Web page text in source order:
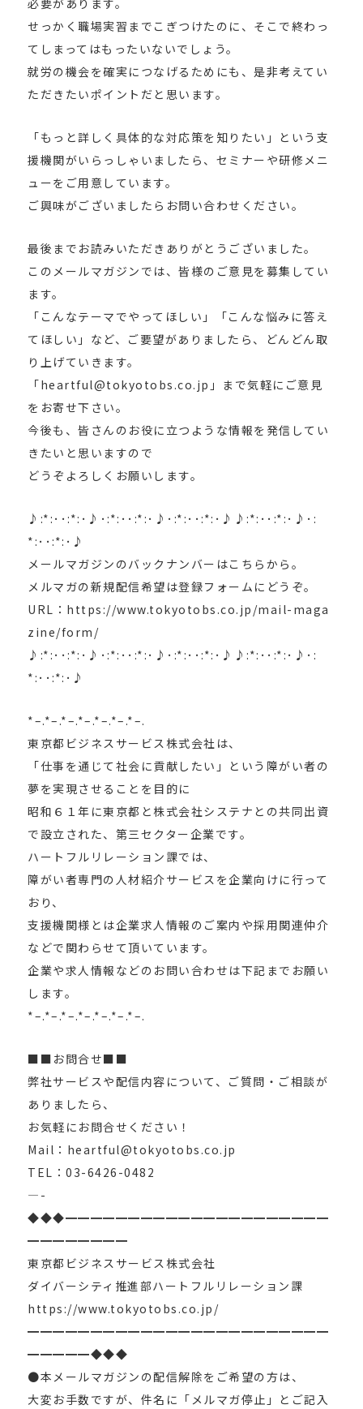
必要があります。
せっかく職場実習までこぎつけたのに、そこで終わっ
てしまってはもったいないでしょう。
就労の機会を確実につなげるためにも、是非考えてい
ただきたいポイントだと思います。
「もっと詳しく具体的な対応策を知りたい」という支
援機関がいらっしゃいましたら、セミナーや研修メニ
ューをご用意しています。
ご興味がございましたらお問い合わせください。
最後までお読みいただきありがとうございました。
このメールマガジンでは、皆様のご意見を募集してい
ます。
「こんなテーマでやってほしい」「こんな悩みに答え
てほしい」など、ご要望がありましたら、どんどん取
り上げていきます。
「heartful@tokyotobs.co.jp」まで気軽にご意見
をお寄せ下さい。
今後も、皆さんのお役に立つような情報を発信してい
きたいと思いますので
どうぞよろしくお願いします。
♪:*:･･:*:･♪･:*:･･:*:･♪･:*:･･:*:･♪♪:*:･･:*:･♪･:
*:･･:*:･♪
メールマガジンのバックナンバーはこちらから。
メルマガの新規配信希望は登録フォームにどうぞ。
URL：https://www.tokyotobs.co.jp/mail-maga
zine/form/
♪:*:･･:*:･♪･:*:･･:*:･♪･:*:･･:*:･♪♪:*:･･:*:･♪･:
*:･･:*:･♪
*–.*–.*–.*–.*–.*–.*–.
東京都ビジネスサービス株式会社は、
「仕事を通じて社会に貢献したい」という障がい者の
夢を実現させることを目的に
昭和６１年に東京都と株式会社システナとの共同出資
で設立された、第三セクター企業です。
ハートフルリレーション課では、
障がい者専門の人材紹介サービスを企業向けに行って
おり、
支援機関様とは企業求人情報のご案内や採用関連仲介
などで関わらせて頂いています。
企業や求人情報などのお問い合わせは下記までお願い
します。
*–.*–.*–.*–.*–.*–.*–.
■■お問合せ■■
弊社サービスや配信内容について、ご質問・ご相談が
ありましたら、
お気軽にお問合せください！
Mail：heartful@tokyotobs.co.jp
TEL：03-6426-0482
—-
◆◆◆━━━━━━━━━━━━━━━━━━━━━
━━━━━━━━
東京都ビジネスサービス株式会社
ダイバーシティ推進部ハートフルリレーション課
https://www.tokyotobs.co.jp/
━━━━━━━━━━━━━━━━━━━━━━━━
━━━━━◆◆◆
●本メールマガジンの配信解除をご希望の方は、
大変お手数ですが、件名に「メルマガ停止」とご記入